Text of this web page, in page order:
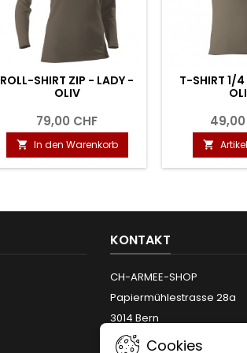
ROLL-SHIRT ZIP - LADY -
OLIV
79,00 CHF
 In den Warenkorb
T-SHIRT 1/
49,00

KONTAKT
CH-ARMEE-SHOP
Papiermühlestrasse 28a
3014 Bern
Telefon:+41 (0)31 312 12 66
Cookies